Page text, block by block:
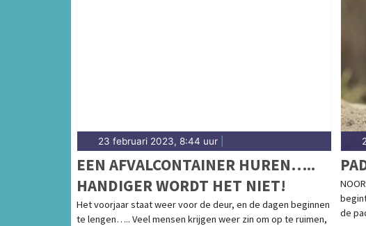
23 februari 2023, 8:44 uur
EEN AFVALCONTAINER HUREN…..
HANDIGER WORDT HET NIET!
Het voorjaar staat weer voor de deur, en de dagen beginnen
te lengen….. Veel mensen krijgen weer zin om op te ruimen,
de